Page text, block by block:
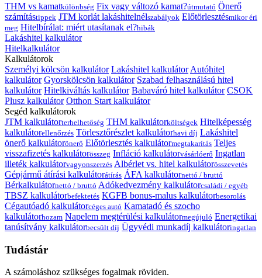
THM vs kamatkülönbség Fix vagy változó kamat?útmutató Önerő
számítástippek JTM korlát lakáshitelnélszabályok Előtörlesztésmikor éri
meg Hitelbírálat: miért utasítanak el?hibák
Lakáshitel kalkulátor
Hitelkalkulátor
Kalkulátorok
Személyi kölcsön kalkulátor Lakáshitel kalkulátor Autóhitel
kalkulátor Gyorskölcsön kalkulátor Szabad felhasználású hitel
kalkulátor Hitelkiváltás kalkulátor Babaváró hitel kalkulátor CSOK
Plusz kalkulátor Otthon Start kalkulátor
Segéd kalkulátorok
JTM kalkulátorterhelhetőség THM kalkulátorköltségek Hitelképesség
kalkulátorellenőrzés Törlesztőrészlet kalkulátorhavi díj Lakáshitel
önerő kalkulátorönerő Előtörlesztés kalkulátormegtakarítás Teljes
visszafizetés kalkulátorösszeg Infláció kalkulátorvásárlóerő Ingatlan
illeték kalkulátorvagyonszerzés Albérlet vs. hitel kalkulátorösszevetés
Gépjármű átírási kalkulátorátírás ÁFA kalkulátornettó / bruttó
Bérkalkulátornettó / bruttó Adókedvezmény kalkulátorcsaládi / egyéb
TBSZ kalkulátorbefektetés KGFB bonus-malus kalkulátorbesorolás
Cégautóadó kalkulátorcéges autó Kamatadó és szocho
kalkulátorhozam Napelem megtérülési kalkulátormegújuló Energetikai
tanúsítvány kalkulátorbecsült díj Ügyvédi munkadíj kalkulátoringatlan
Tudástár
A számoláshoz szükséges fogalmak röviden.